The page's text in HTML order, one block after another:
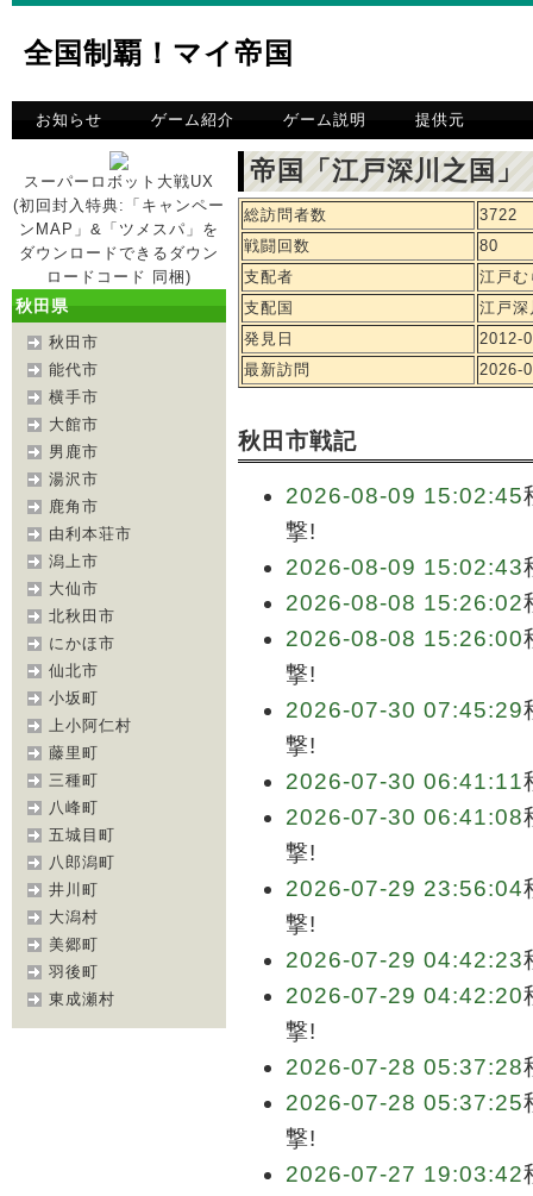
全国制覇！マイ帝国
お知らせ ゲーム紹介 ゲーム説明 提供元
スーパーロボット大戦UX
(初回封入特典:「キャンペー
ンMAP」&「ツメスパ」を
ダウンロードできるダウン
ロードコード 同梱)
秋田県
秋田市
能代市
横手市
大館市
男鹿市
湯沢市
鹿角市
由利本荘市
潟上市
大仙市
北秋田市
にかほ市
仙北市
小坂町
上小阿仁村
藤里町
三種町
八峰町
五城目町
八郎潟町
井川町
大潟村
美郷町
羽後町
東成瀬村
帝国「江戸深川之国
総訪問者数
3722
戦闘回数
80
支配者
江戸
支配国
江戸
発見日
2012-
最新訪問
2026-
秋田市戦記
2026-08-09 15:02:45
撃!
2026-08-09 15:02:43
2026-08-08 15:26:02
2026-08-08 15:26:00
撃!
2026-07-30 07:45:29
撃!
2026-07-30 06:41:11
2026-07-30 06:41:08
撃!
2026-07-29 23:56:04
撃!
2026-07-29 04:42:23
2026-07-29 04:42:20
撃!
2026-07-28 05:37:28
2026-07-28 05:37:25
撃!
2026-07-27 19:03:42